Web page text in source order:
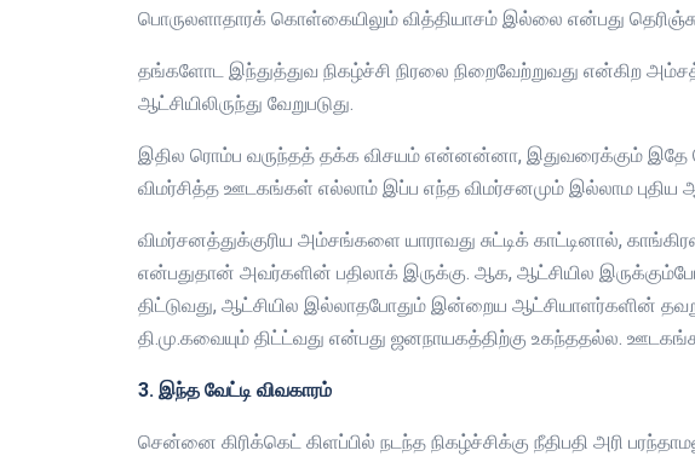
பொருலளாதாரக் கொள்கையிலும் வித்தியாசம் இல்லை என்பது தெரிஞ்சு
தங்களோட இந்துத்துவ நிகழ்ச்சி நிரலை நிறைவேற்றுவது என்கிற
ஆட்சியிலிருந்து வேறுபடுது.
இதில ரொம்ப வருந்தத் தக்க விசயம் என்னன்னா, இதுவரைக்கும்
விமர்சித்த ஊடகங்கள் எல்லாம் இப்ப எந்த விமர்சனமும் இல்லாம
விமர்சனத்துக்குரிய அம்சங்களை யாராவது சுட்டிக் காட்டினால்,
என்பதுதான் அவர்களின் பதிலாக் இருக்கு. ஆக, ஆட்சியில
திட்டுவது, ஆட்சியில இல்லாதபோதும் இன்றைய ஆட்சியாளர்களின்
தி.மு.கவையும் திட்ட்வது என்பது ஜனநாயகத்திற்கு உகந்ததல்ல.
3. இந்த வேட்டி விவகாரம்
சென்னை கிரிக்கெட் கிளப்பில் நடந்த நிகழ்ச்சிக்கு நீதிபதி அரி